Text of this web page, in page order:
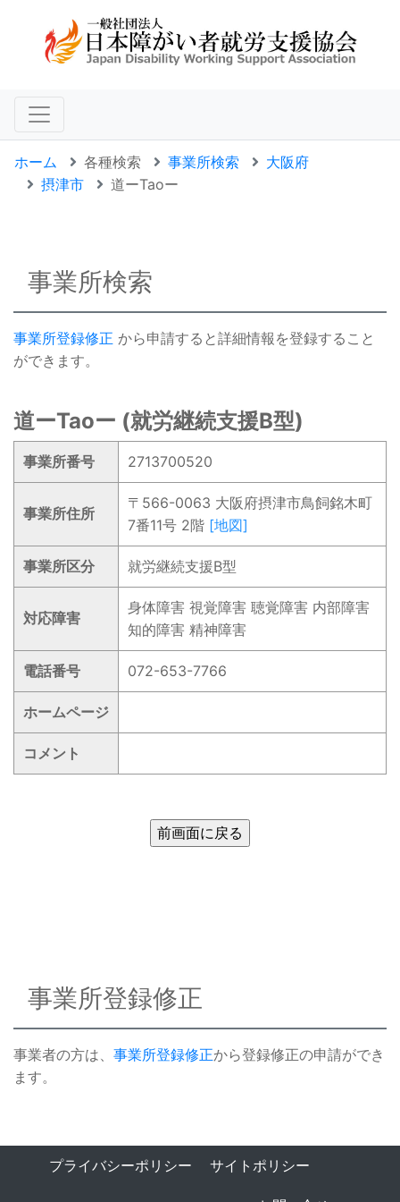
ホーム 各種検索 事業所検索
大阪府
摂津市
道ーTaoー
事業所検索
事業所登録修正 から申請すると詳細情報を登録すること
ができます。
道ーTaoー (就労継続支援B型)
事業所番号 2713700520
事業所住所
〒566-0063 大阪府摂津市鳥飼銘木町
7番11号 2階 [地図]
事業所区分 就労継続支援B型
対応障害
身体障害 視覚障害 聴覚障害 内部障害
知的障害 精神障害
電話番号 072-653-7766
ホームページ
コメント
事業所登録修正
事業者の方は、 事業所登録修正から登録修正の申請ができ
ます。
プライバシーポリシー サイトポリシー